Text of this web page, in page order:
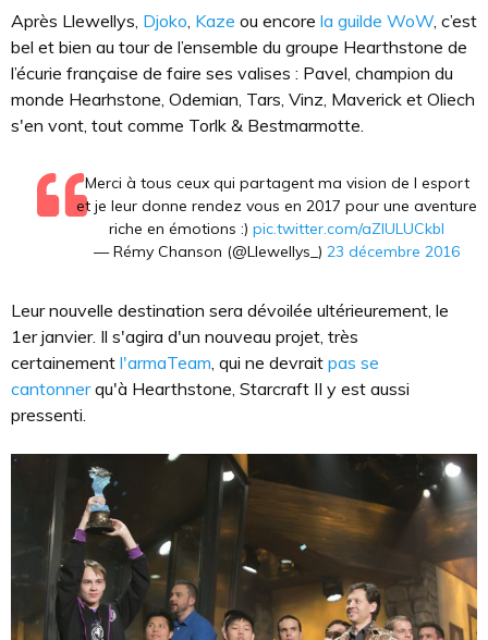
Après Llewellys, Djoko Kaze ou encore la guilde WoW , c’est
bel et bien au tour de l’ensemble du groupe Hearthstone de
l’écurie française de faire ses valises : Pavel, champion du
monde Hearhstone, Odemian, Tars, Vinz, Maverick et Oliech
s'en vont, tout comme Torlk & Bestmarmotte.
Merci à tous ceux qui partagent ma vision de l esport
et je leur donne rendez vous en 2017 pour une aventure
riche en émotions :) pic.twitter.com/aZlULUCkbl
— Rémy Chanson (@Llewellys_) 23 décembre 2016
Leur nouvelle destination sera dévoilée ultérieurement, le
1er janvier. Il s'agira d'un nouveau projet, très
certainement l'armaTeam , qui ne devrait pas se
cantonnerqu'à Hearthstone, Starcraft II y est aussi
pressenti.